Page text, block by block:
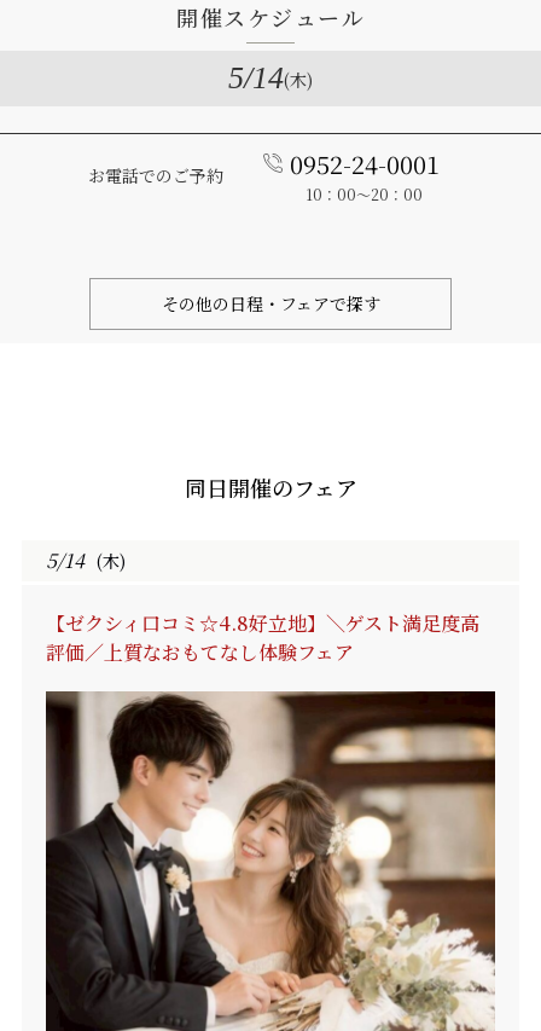
開催スケジュール
5/14(木)
お電話でのご予約 0952-24-0001
10：00～20：00
その他の日程・フェアで探す
同日開催のフェア
5/14 (木)
【ゼクシィ口コミ☆4.8好立地】＼ゲスト満足度高
評価／上質なおもてなし体験フェア